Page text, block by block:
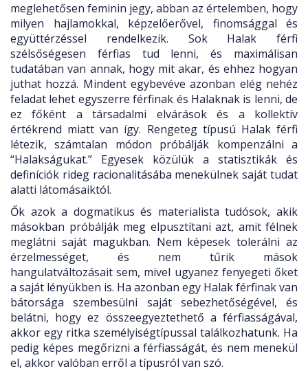
meglehetősen feminin jegy, abban az értelemben, hogy
milyen hajlamokkal, képzelőerővel, finomsággal és
együttérzéssel rendelkezik. Sok Halak férfi
szélsőségesen férfias tud lenni, és maximálisan
tudatában van annak, hogy mit akar, és ehhez hogyan
juthat hozzá. Mindent egybevéve azonban elég nehéz
feladat lehet egyszerre férfinak és Halaknak is lenni, de
ez főként a társadalmi elvárások és a kollektív
értékrend miatt van így. Rengeteg típusú Halak férfi
létezik, számtalan módon próbálják kompenzálni a
“Halakságukat.” Egyesek közülük a statisztikák és
definíciók rideg racionalitásába menekülnek saját tudat
alatti látomásaiktól.
Ők azok a dogmatikus és materialista tudósok, akik
másokban próbálják meg elpusztítani azt, amit félnek
meglátni saját magukban. Nem képesek tolerálni az
érzelmességet, és nem tűrik mások
hangulatváltozásait sem, mivel ugyanez fenyegeti őket
a saját lényükben is. Ha azonban egy Halak férfinak van
bátorsága szembesülni saját sebezhetőségével, és
belátni, hogy ez összeegyeztethető a férfiasságával,
akkor egy ritka személyiségtípussal találkozhatunk. Ha
pedig képes megőrizni a férfiasságát, és nem menekül
el, akkor valóban erről a típusról van szó.